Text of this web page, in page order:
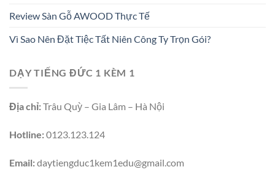
Review Sàn Gỗ AWOOD Thực Tế
Vì Sao Nên Đặt Tiệc Tất Niên Công Ty Trọn Gói?
DẠY TIẾNG ĐỨC 1 KÈM 1
Địa chỉ:Trâu Quỳ – Gia Lâm – Hà Nội
Hotline:0123.123.124
Email:daytiengduc1kem1edu@gmail.com